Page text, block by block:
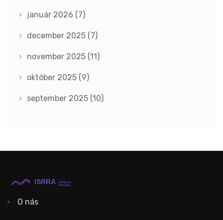
január 2026 (7)
december 2025 (7)
november 2025 (11)
október 2025 (9)
september 2025 (10)
O nás